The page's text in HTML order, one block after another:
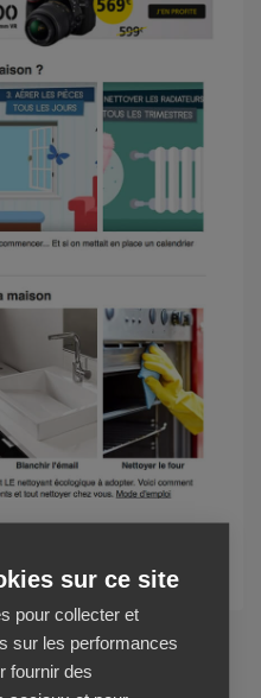
sur ce site
pour collecter et
sur les performances
fournir des